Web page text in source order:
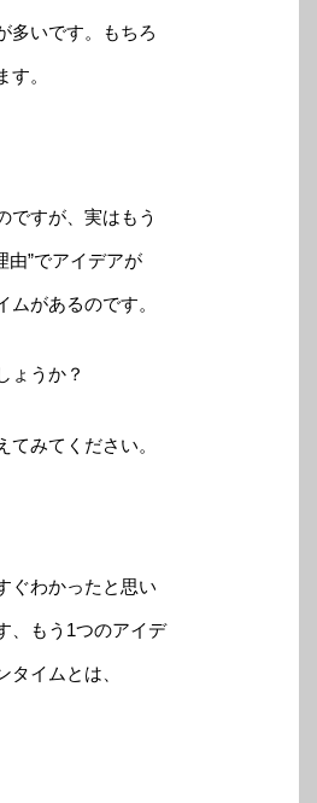
多いです。もちろ
す。
ですが、実はもう
由”でアイデアが
ムがあるのです。
ょうか？
てみてください。
ぐわかったと思い
、もう1つのアイデ
タイムとは、